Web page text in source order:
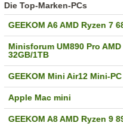
Die Top-Marken-PCs
GEEKOM A6 AMD Ryzen 7
Minisforum UM890 Pro
32GB/1TB
GEEKOM Mini Air12 Mini-
Apple Mac mini
GEEKOM A8 AMD Ryzen 9